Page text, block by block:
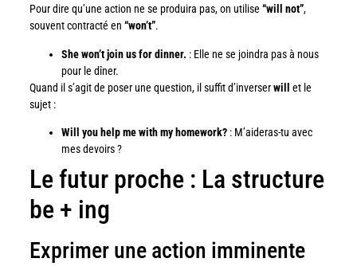
Pour dire qu’une action ne se produira pas, on utilise “will not”,
souvent contracté en “won’t”.
She won’t join us for dinner. : Elle ne se joindra pas à nous
pour le dîner.
Quand il s’agit de poser une question, il suffit d’inverserwill
et le
sujet :
Will you help me with my homework?: M’aideras-tu avec
mes devoirs ?
Le futur proche : La structure
be + ing
Exprimer une action imminente